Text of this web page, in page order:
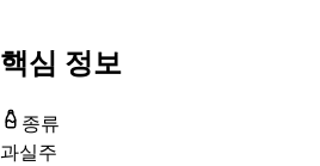
핵심 정보
종류
과실주